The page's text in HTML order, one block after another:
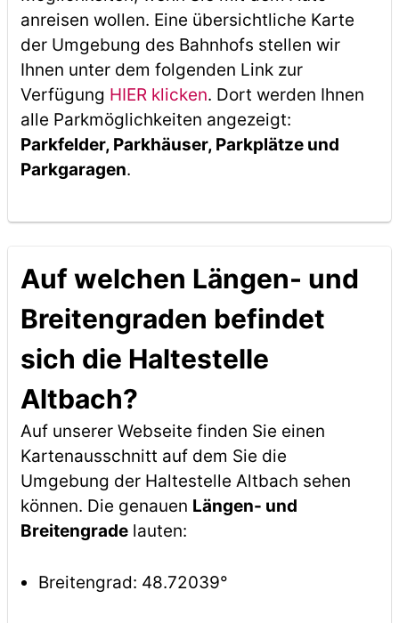
anreisen wollen. Eine übersichtliche Karte
der Umgebung des Bahnhofs stellen wir
Ihnen unter dem folgenden Link zur
Verfügung HIER klicken. Dort werden Ihnen
alle Parkmöglichkeiten angezeigt:
Parkfelder, Parkhäuser, Parkplätze und
Parkgaragen.
Auf welchen Längen- und
Breitengraden befindet
sich die Haltestelle
Altbach?
Auf unserer Webseite finden Sie einen
Kartenausschnitt auf dem Sie die
Umgebung der Haltestelle Altbach sehen
können. Die genauen Längen- und
Breitengradelauten:
Breitengrad: 48.72039°